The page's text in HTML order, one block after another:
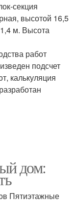
секция
высотой 16,5
м. Высота
работ
подсчет
калькуляция
дом:
Пятиэтажные